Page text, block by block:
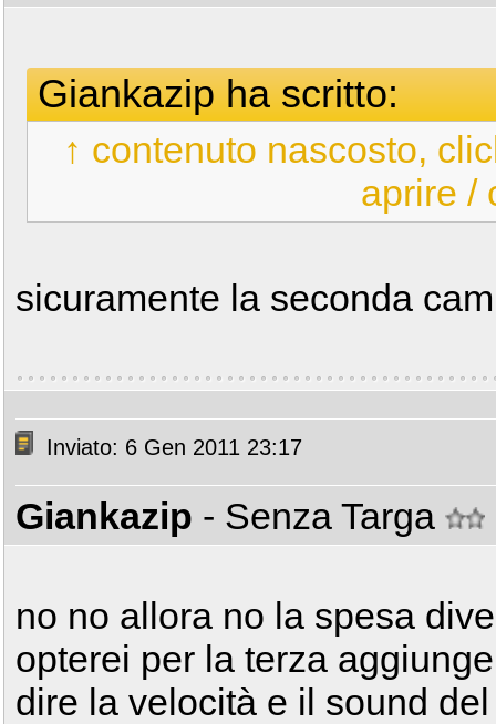
Giankazip ha scritto:
↑ contenuto nascosto,
aprire /
sicuramente la seconda
Inviato: 6 Gen 2011 23:17
Giankazip - Senza Targa
no no allora no la spesa
opterei per la terza
dire la velocità e il sound